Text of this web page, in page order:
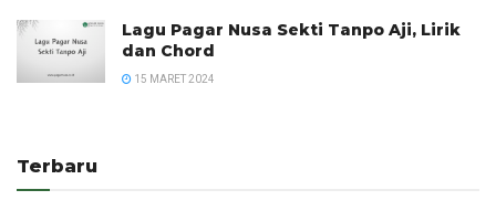
Lagu Pagar Nusa Sekti Tanpo Aji, Lirik
dan Chord
15 MARET 2024
Terbaru